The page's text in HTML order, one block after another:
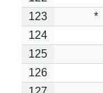
123
*
124
125
126